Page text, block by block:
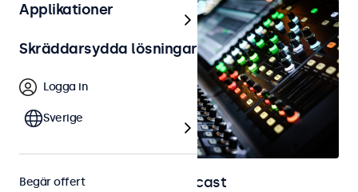
Skärmar för AV och broadcast
Applikationer
Skräddarsydda lösningar
Logga in
Sverige
Begär offert